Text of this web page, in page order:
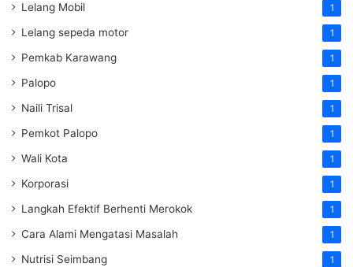
Lelang Mobil 1
Lelang sepeda motor 1
Pemkab Karawang 1
Palopo 1
Naili Trisal 1
Pemkot Palopo 1
Wali Kota 1
Korporasi 1
Langkah Efektif Berhenti Merokok 1
Cara Alami Mengatasi Masalah 1
Nutrisi Seimbang 1